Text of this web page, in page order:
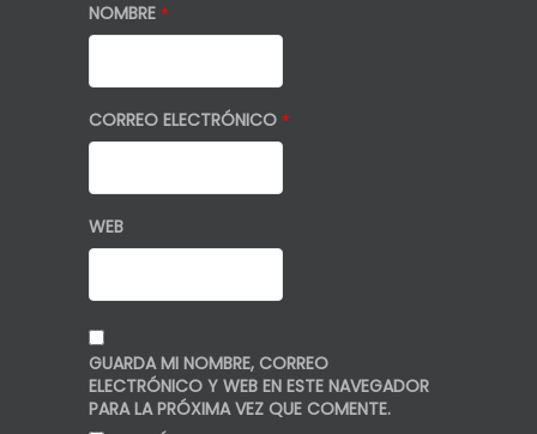
NOMBRE *
CORREO ELECTRÓNICO *
WEB
GUARDA MI NOMBRE, CORREO
ELECTRÓNICO Y WEB EN ESTE NAVEGADOR
PARA LA PRÓXIMA VEZ QUE COMENTE.